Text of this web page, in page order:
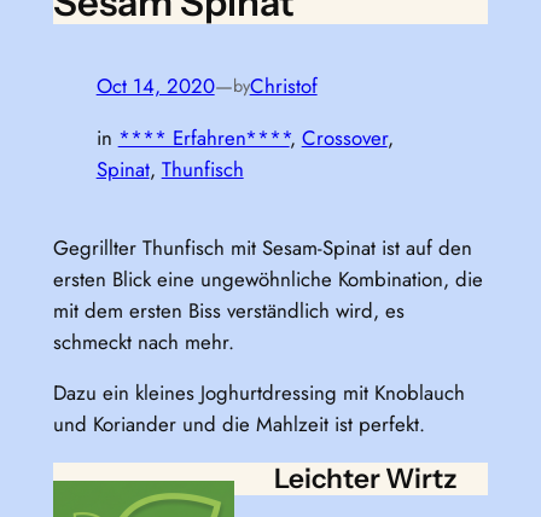
Oct 14, 2020—byChristof
in **** Erfahren****, Crossover
Spinat, Thunfisch
Gegrillter Thunfisch mit Sesam-Spinat ist auf den
ersten Blick eine ungewöhnliche Kombination, die
mit dem ersten Biss verständlich wird, es
schmeckt nach mehr.
Dazu ein kleines Joghurtdressing mit Knoblauch
und Koriander und die Mahlzeit ist perfekt.
Leichter Wirtz